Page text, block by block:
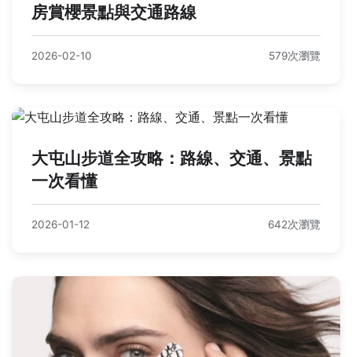
房賞櫻景點與交通路線
2026-02-10 579次瀏覽
大屯山步道全攻略：路線、交通、景點
一次看懂
2026-01-12 642次瀏覽